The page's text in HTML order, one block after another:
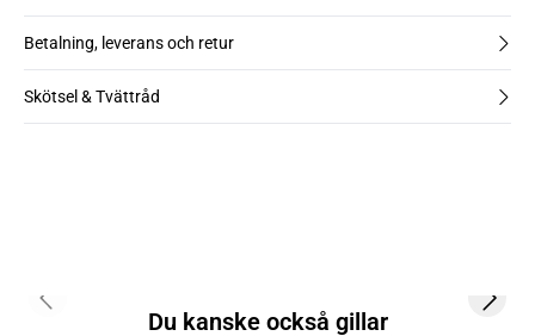
Betalning, leverans och retur
Skötsel & Tvättråd
Du kanske också gillar
- 50%
Previous slide Next